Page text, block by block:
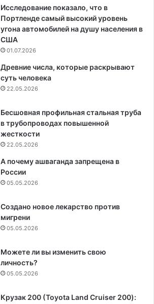
Исследование показало, что в
Портленде самый высокий уровень
угона автомобилей на душу населения в
США
01.07.2026
Древние числа, которые раскрывают
суть человека
22.05.2026
Бесшовная профильная стальная труба
в трубопроводах повышенной
жесткости
22.05.2026
А почему ашваганда запрещена в
России
05.05.2026
Создано новое лекарство против
мигрени
05.05.2026
Можете ли вы изменить свою
личность?
05.05.2026
Крузак 200 (Toyota Land Cruiser 200):